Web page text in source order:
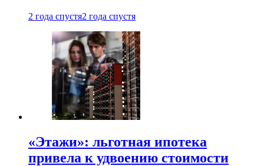
2 года спустя2 года спустя
«Этажи»: льготная ипотека
привела к удвоению стоимости